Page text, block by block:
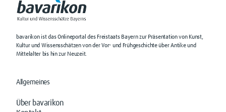
bavarikon ist das Onlineportal des Freistaats Bayern zur Präsentation von Kunst,
Kultur und Wissensschätzen von der Vor- und Frühgeschichte über Antike und
Mittelalter bis hin zur Neuzeit.
Allgemeines
Über bavarikon